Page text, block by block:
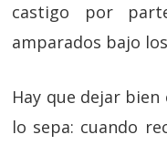
castigo por
amparados bajo
Hay que dejar
lo sepa: cuando